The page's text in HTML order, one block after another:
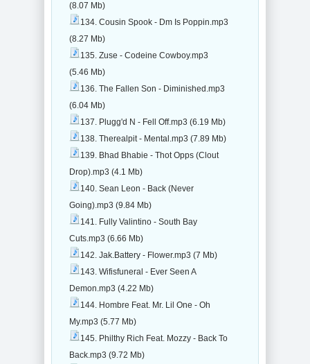
(8.07 Mb)
134. Cousin Spook - Dm Is Poppin.mp3
(8.27 Mb)
135. Zuse - Codeine Cowboy.mp3
(5.46 Mb)
136. The Fallen Son - Diminished.mp3
(6.04 Mb)
137. Plugg'd N - Fell Off.mp3 (6.19 Mb)
138. Therealpit - Mental.mp3 (7.89 Mb)
139. Bhad Bhabie - Thot Opps (Clout
Drop).mp3 (4.1 Mb)
140. Sean Leon - Back (Never
Going).mp3 (9.84 Mb)
141. Fully Valintino - South Bay
Cuts.mp3 (6.66 Mb)
142. Jak.Battery - Flower.mp3 (7 Mb)
143. Wifisfuneral - Ever Seen A
Demon.mp3 (4.22 Mb)
144. Hombre Feat. Mr. Lil One - Oh
My.mp3 (5.77 Mb)
145. Philthy Rich Feat. Mozzy - Back To
Back.mp3 (9.72 Mb)